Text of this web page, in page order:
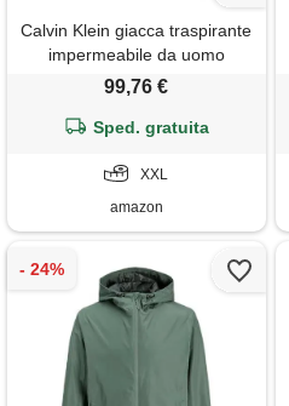
Calvin Klein giacca traspirante
impermeabile da uomo
highland - nero - xxl
99,76 €
Sped. gratuita
XXL
amazon